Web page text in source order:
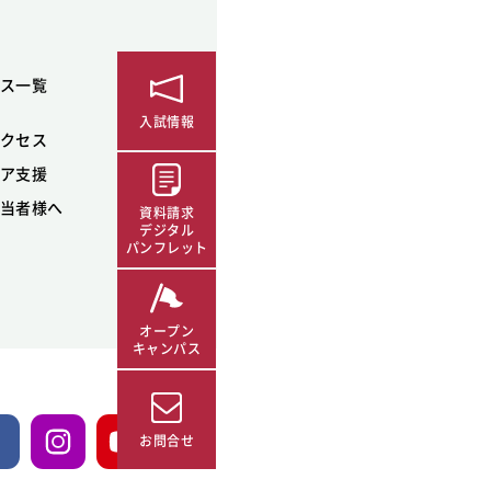
一覧
セス
支援
者様へ
入試情報
資料請求
デジタル
パンフレット
オープン
キャンパス
お問合せ